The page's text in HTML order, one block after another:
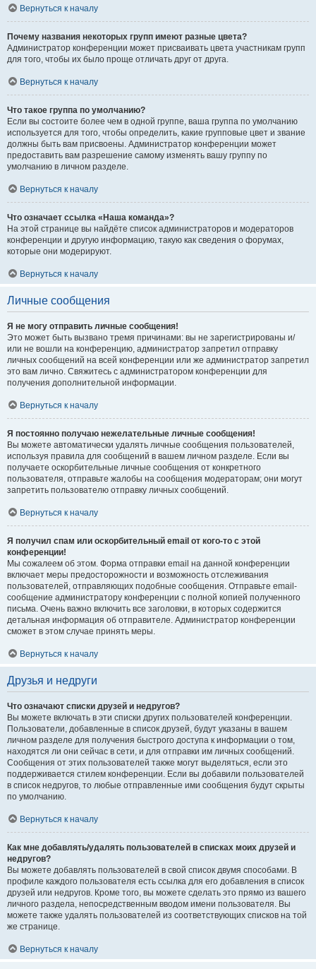
Вернуться к началу
Почему названия некоторых групп имеют разные цвета?
Администратор конференции может присваивать цвета участникам групп
для того, чтобы их было проще отличать друг от друга.
Вернуться к началу
Что такое группа по умолчанию?
Если вы состоите более чем в одной группе, ваша группа по умолчанию
используется для того, чтобы определить, какие групповые цвет и звание
должны быть вам присвоены. Администратор конференции может
предоставить вам разрешение самому изменять вашу группу по
умолчанию в личном разделе.
Вернуться к началу
Что означает ссылка «Наша команда»?
На этой странице вы найдёте список администраторов и модераторов
конференции и другую информацию, такую как сведения о форумах,
которые они модерируют.
Вернуться к началу
Личные сообщения
Я не могу отправить личные сообщения!
Это может быть вызвано тремя причинами: вы не зарегистрированы и/
или не вошли на конференцию, администратор запретил отправку
личных сообщений на всей конференции или же администратор запретил
это вам лично. Свяжитесь с администратором конференции для
получения дополнительной информации.
Вернуться к началу
Я постоянно получаю нежелательные личные сообщения!
Вы можете автоматически удалять личные сообщения пользователей,
используя правила для сообщений в вашем личном разделе. Если вы
получаете оскорбительные личные сообщения от конкретного
пользователя, отправьте жалобы на сообщения модераторам; они могут
запретить пользователю отправку личных сообщений.
Вернуться к началу
Я получил спам или оскорбительный email от кого-то с этой
конференции!
Мы сожалеем об этом. Форма отправки email на данной конференции
включает меры предосторожности и возможность отслеживания
пользователей, отправляющих подобные сообщения. Отправьте email-
сообщение администратору конференции с полной копией полученного
письма. Очень важно включить все заголовки, в которых содержится
детальная информация об отправителе. Администратор конференции
сможет в этом случае принять меры.
Вернуться к началу
Друзья и недруги
Что означают списки друзей и недругов?
Вы можете включать в эти списки других пользователей конференции.
Пользователи, добавленные в список друзей, будут указаны в вашем
личном разделе для получения быстрого доступа к информации о том,
находятся ли они сейчас в сети, и для отправки им личных сообщений.
Сообщения от этих пользователей также могут выделяться, если это
поддерживается стилем конференции. Если вы добавили пользователей
в список недругов, то любые отправленные ими сообщения будут скрыты
по умолчанию.
Вернуться к началу
Как мне добавлять/удалять пользователей в списках моих друзей и
недругов?
Вы можете добавлять пользователей в свой список двумя способами. В
профиле каждого пользователя есть ссылка для его добавления в список
друзей или недругов. Кроме того, вы можете сделать это прямо из вашего
личного раздела, непосредственным вводом имени пользователя. Вы
можете также удалять пользователей из соответствующих списков на той
же странице.
Вернуться к началу